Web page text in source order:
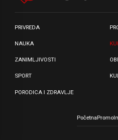
PRIVREDA
NAUKA
ZANIMLJIVOSTI
SPORT
PORODICA I ZDRAVLJE
PočetnaPromo